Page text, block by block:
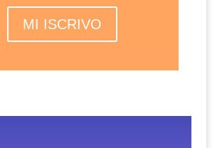
MI ISCRIVO